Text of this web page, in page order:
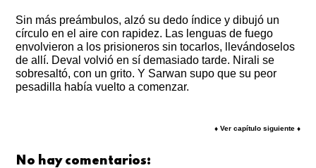
Sin más preámbulos, alzó su dedo índice y dibujó un
círculo en el aire con rapidez. Las lenguas de fuego
envolvieron a los prisioneros sin tocarlos, llevándoselos
de allí. Deval volvió en sí demasiado tarde. Nirali se
sobresaltó, con un grito. Y Sarwan supo que su peor
pesadilla había vuelto a comenzar.
♦ Ver capítulo siguiente ♦
No hay comentarios: